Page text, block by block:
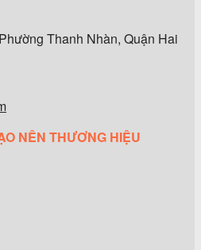
Thanh Nhàn, Quận Hai
NÊN THƯƠNG HIỆU